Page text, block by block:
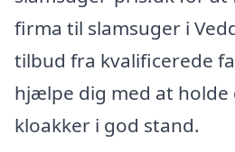
firma til slamsuger i
tilbud fra kvalificerede
hjælpe dig med at holde
kloakker i god stand.